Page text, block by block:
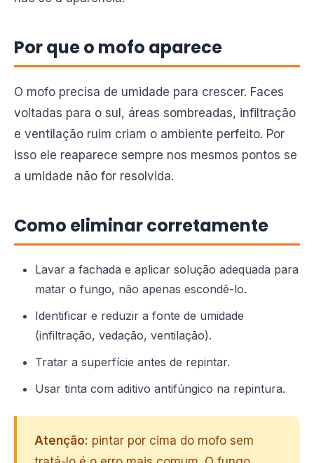
Por que o mofo aparece
O mofo precisa de umidade para crescer. Faces
voltadas para o sul, áreas sombreadas, infiltração
e ventilação ruim criam o ambiente perfeito. Por
isso ele reaparece sempre nos mesmos pontos se
a umidade não for resolvida.
Como eliminar corretamente
Lavar a fachada e aplicar solução adequada para
matar o fungo, não apenas escondê-lo.
Identificar e reduzir a fonte de umidade
(infiltração, vedação, ventilação).
Tratar a superfície antes de repintar.
Usar tinta com aditivo antifúngico na repintura.
Atenção: pintar por cima do mofo sem